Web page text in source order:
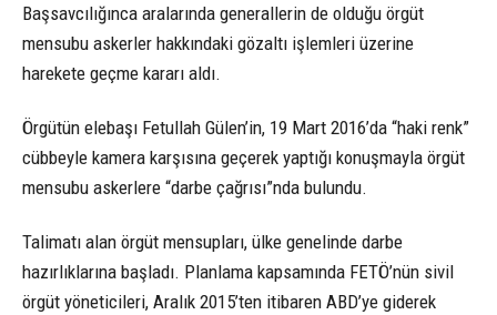
Başsavcılığınca aralarında generallerin de olduğu örgüt
mensubu askerler hakkındaki gözaltı işlemleri üzerine
harekete geçme kararı aldı.
Örgütün elebaşı Fetullah Gülen’in, 19 Mart 2016’da “haki renk”
cübbeyle kamera karşısına geçerek yaptığı konuşmayla örgüt
mensubu askerlere “darbe çağrısı”nda bulundu.
Talimatı alan örgüt mensupları, ülke genelinde darbe
hazırlıklarına başladı. Planlama kapsamında FETÖ’nün sivil
örgüt yöneticileri, Aralık 2015’ten itibaren ABD’ye giderek